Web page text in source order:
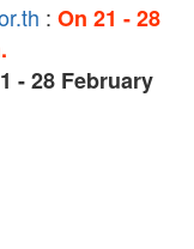
: On 21 - 28
- 28 February